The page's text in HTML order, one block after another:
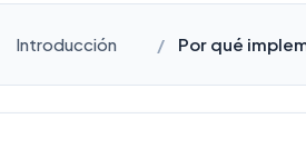
Introducción Por qué